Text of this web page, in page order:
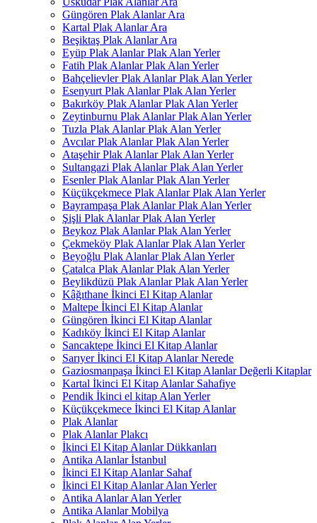
Güngören Plak Alanlar Ara
Kartal Plak Alanlar Ara
Beşiktaş Plak Alanlar Ara
Eyüp Plak Alanlar Plak Alan Yerler
Fatih Plak Alanlar Plak Alan Yerler
Bahçelievler Plak Alanlar Plak Alan Yerler
Esenyurt Plak Alanlar Plak Alan Yerler
Bakırköy Plak Alanlar Plak Alan Yerler
Zeytinburnu Plak Alanlar Plak Alan Yerler
Tuzla Plak Alanlar Plak Alan Yerler
Avcılar Plak Alanlar Plak Alan Yerler
Ataşehir Plak Alanlar Plak Alan Yerler
Sultangazi Plak Alanlar Plak Alan Yerler
Esenler Plak Alanlar Plak Alan Yerler
Küçükçekmece Plak Alanlar Plak Alan Yerler
Bayrampaşa Plak Alanlar Plak Alan Yerler
Şişli Plak Alanlar Plak Alan Yerler
Beykoz Plak Alanlar Plak Alan Yerler
Çekmeköy Plak Alanlar Plak Alan Yerler
Beyoğlu Plak Alanlar Plak Alan Yerler
Çatalca Plak Alanlar Plak Alan Yerler
Beylikdüzü Plak Alanlar Plak Alan Yerler
Kâğıthane İkinci El Kitap Alanlar
Maltepe İkinci El Kitap Alanlar
Güngören İkinci El Kitap Alanlar
Kadıköy İkinci El Kitap Alanlar
Sancaktepe İkinci El Kitap Alanlar
Sarıyer İkinci El Kitap Alanlar Nerede
Gaziosmanpaşa İkinci El Kitap Alanlar Değerli Kitaplar
Kartal İkinci El Kitap Alanlar Sahafiye
Pendik İkinci el kitap Alan Yerler
Küçükçekmece İkinci El Kitap Alanlar
Plak Alanlar
Plak Alanlar Plakcı
İkinci El Kitap Alanlar Dükkanları
Antika Alanlar İstanbul
İkinci El Kitap Alanlar Sahaf
İkinci El Kitap Alanlar Alan Yerler
Antika Alanlar Alan Yerler
Antika Alanlar Mobilya